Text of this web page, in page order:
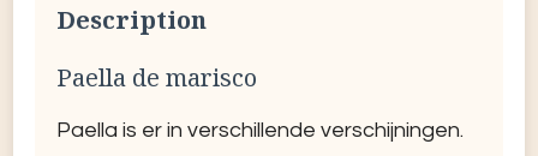
Description
Paella de marisco
Paella is er in verschillende verschijningen.